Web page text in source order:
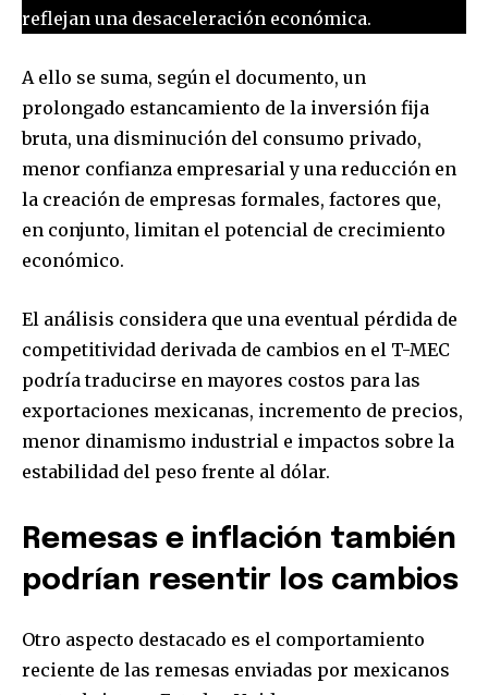
reflejan una desaceleración económica.
A ello se suma, según el documento, un
prolongado estancamiento de la inversión fija
bruta, una disminución del consumo privado,
menor confianza empresarial y una reducción en
la creación de empresas formales, factores que,
en conjunto, limitan el potencial de crecimiento
económico.
El análisis considera que una eventual pérdida de
competitividad derivada de cambios en el T-MEC
podría traducirse en mayores costos para las
exportaciones mexicanas, incremento de precios,
menor dinamismo industrial e impactos sobre la
estabilidad del peso frente al dólar.
Remesas e inflación también
podrían resentir los cambios
Otro aspecto destacado es el comportamiento
reciente de las remesas enviadas por mexicanos